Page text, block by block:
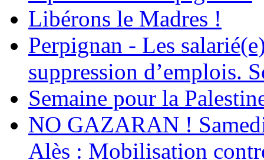
Libérons le Madres !
Perpignan - Les
suppression d’emplois.
Semaine pour la
NO GAZARAN !
Alès : Mobilisation